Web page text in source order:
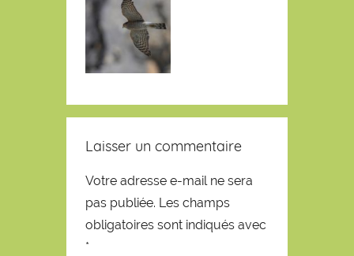
Laisser un commentaire
Votre adresse e-mail ne sera
pas publiée. Les champs
obligatoires sont indiqués avec
*